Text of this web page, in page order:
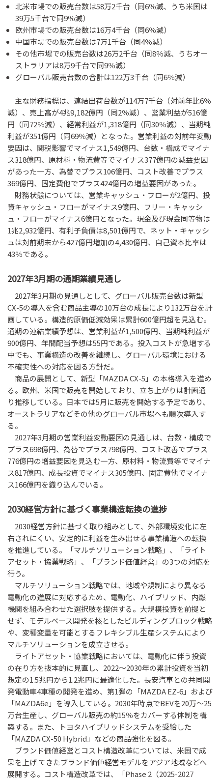
北米市場での販売台数は58万2千台（同6％減、うち米国は
39万5千台で同9％減）
欧州市場での販売台数は16万4千台（同6％減）
中国市場での販売台数は7万1千台（同4％減）
その他市場での販売台数は26万2千台（同8％減、うちオー
ストラリアは8万9千台で同9％減）
グローバル販売台数の合計は122万3千台（同6％減）
主な財務指標は、連結出荷台数が114万7千台（対前年比6％
減）、売上高が4兆9,182億円（同2％減）、営業利益が516億
円（同72％減）、経常利益が1,318億円（同30％減）、当期純
利益が351億円（同69％減）となった。営業利益の対前年変動
要因は、関税影響でマイナス1,549億円、台数・構成でマイナ
ス318億円、原材料・物流費等でマイナス377億円の減益要因
があった一方、為替でプラス106億円、コスト改善でプラス
369億円、固定費他でプラス424億円の増益要因があった。
財務状態については、営業キャッシュ・フローが2億円、投
資キャッシュ・フローがマイナス9億円、フリー・キャッシ
ュ・フローがマイナス6億円となった。現金及び現金同等物は
1兆2,932億円、有利子負債は8,501億円で、ネット・キャッシ
ュは対前期末から427億円増加の4,430億円、自己資本比率は
43％である。
2027年3月期の通期業績見通し
2027年3月期の見通しとして、グローバル販売台数は新型
CX-5の導入を含む商品主導の10万台の成長により132万台を計
画している。構造的原価低減効果は累計600億円超を見込む。
通期の連結業績予想は、営業利益が1,500億円、当期純利益が
900億円、年間配当予想は55円である。投入コストが急増する
中でも、事業構造の改善を継続し、グローバル環境における
不確実性への対応を図る方針だ。
商品の展開として、新型「MAZDA CX-5」の本格導入を進め
る。欧州、米国で販売を開始しており、立ち上がりは計画通
り推移している。日本では5月に販売を開始する予定であり、
オーストラリアなどその他のグローバル市場へも順次導入す
る。
2027年3月期の営業利益変動要因の見通しは、台数・構成で
プラス698億円、為替でプラス798億円、コスト改善でプラス
776億円の増益要因を見込む一方、原材料・物流費等でマイナ
ス817億円、成長投資でマイナス305億円、固定費他でマイナ
ス166億円を織り込んでいる。
2030経営方針に基づく事業構造転換の進捗
2030経営方針に基づく取り組みとして、外部環境変化に左
右されにくい、安定的に利益を生み出せる事業構造への転換
を推進している。「マルチソリューション戦略」、「ライト
アセット・協業戦略」、「ブランド価値経営」の3つの対応を
行う。
マルチソリューション戦略では、地域や規制により異なる
電動化の進展に対応するため、電動化、ハイブリッド、内燃
機関を組み合わせた選択肢を提供する。大規模投資を前提と
せず、モデルベース開発を核としたビルディングブロック戦略
や、変種変量を可能とするフレキシブル生産システムにより
マルチソリューションを成立させる。
ライトアセット・協業戦略においては、電動化に伴う投資
の在り方を抜本的に見直し、2022〜2030年の累計投資を当初
想定の1.5兆円から1.2兆円に最適化した。長安汽車との共同開
発電動車4車種の開発を進め、第1弾の「MAZDA EZ-6」および
「MAZDA6e」を導入している。2030年時点でBEVを20万〜25
万台生産し、グローバル販売の約15％をカバーする体制を構
築する。また、トヨタハイブリッドシステムを受給した
「MAZDA CX-50 Hybrid」などの商品強化を図る。
ブランド価値経営とコスト構造改革については、米国で成
果を上げ てきたブランド価値経営モデルをアジア地域などへ
展開する。コスト構造改革では、「Phase 2（2025-2027